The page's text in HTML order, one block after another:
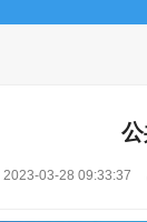
2023-03-28 09:33:37